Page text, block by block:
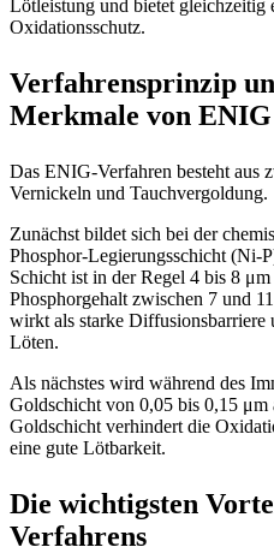
Lötleistung und bietet gleichzeitig
Oxidationsschutz.
Verfahrensprinzip
Merkmale von ENIG
Das ENIG-Verfahren besteht aus
Vernickeln und Tauchvergoldung.
Zunächst bildet sich bei der
Phosphor-Legierungsschicht (Ni-
Schicht ist in der Regel 4 bis 8
Phosphorgehalt zwischen 7 und
wirkt als starke Diffusionsbarriere
Löten.
Als nächstes wird während des
Goldschicht von 0,05 bis 0,15
Goldschicht verhindert die
eine gute Lötbarkeit.
Die wichtigsten
Verfahrens